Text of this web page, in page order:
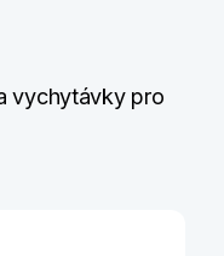
vychytávky pro